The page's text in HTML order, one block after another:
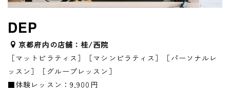
DEP
京都府内の店舗：桂/西院
［マットピラティス］［マシンピラティス］［パーソナルレ
ッスン］［グループレッスン］
■体験レッスン：9,900円